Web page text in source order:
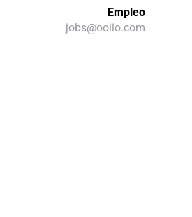
Empleo
jobs@ooiio.com